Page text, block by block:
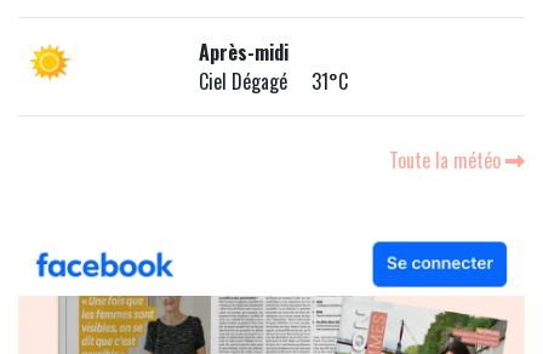
Après-midi
Ciel Dégagé 31°C
Toute la météo